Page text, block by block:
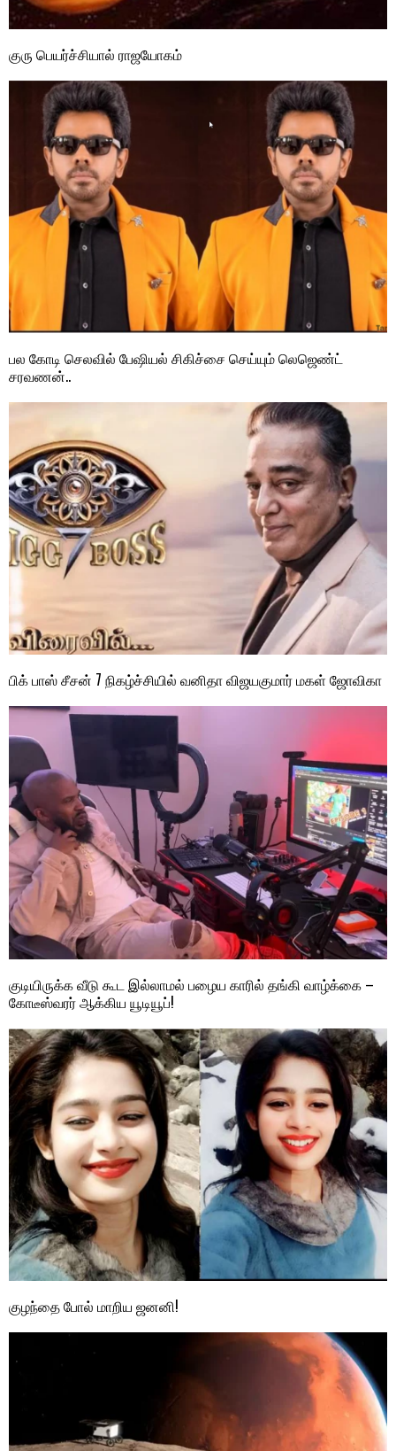
குரு பெயர்ச்சியால் ராஜயோகம்
பல கோடி செலவில் பேஷியல் சிகிச்சை செய்யும் லெஜெண்ட்
சரவணன்..
பிக் பாஸ் சீசன் 7 நிகழ்ச்சியில் வனிதா விஜயகுமார் மகள் ஜோவிகா
குடியிருக்க வீடு கூட இல்லாமல் பழைய காரில் தங்கி வாழ்க்கை –
கோடீஸ்வரர் ஆக்கிய யூடியூப்!
குழந்தை போல் மாறிய ஜனனி!